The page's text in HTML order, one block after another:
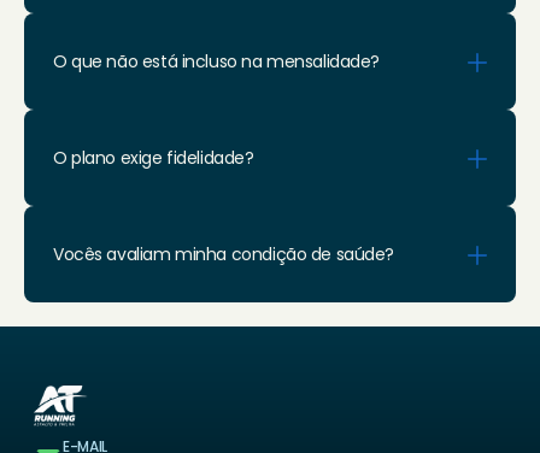
O que não está incluso na mensalidade?
O plano exige fidelidade?
Vocês avaliam minha condição de saúde?
E-MAIL